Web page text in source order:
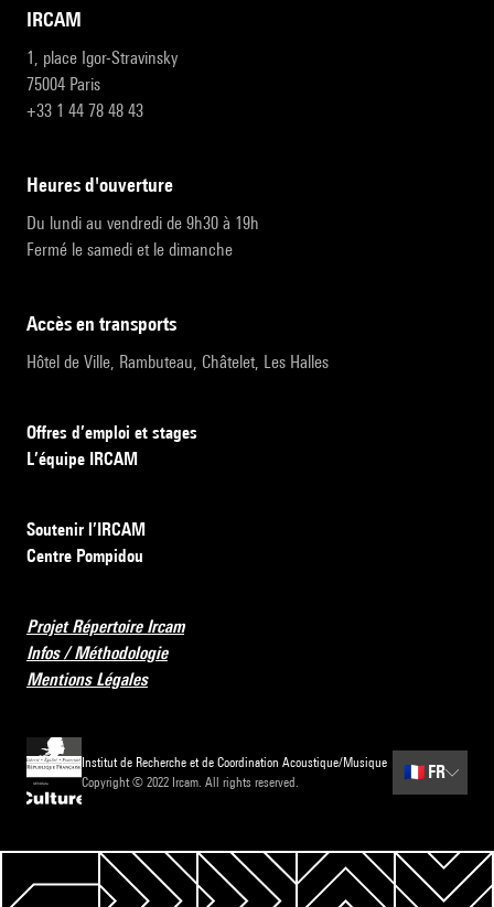
IRCAM
1, place Igor-Stravinsky
75004 Paris
+33 1 44 78 48 43
heures d'ouverture
Du lundi au vendredi de 9h30 à 19h
Fermé le samedi et le dimanche
accès en transports
Hôtel de Ville, Rambuteau, Châtelet, Les Halles
Offres d’emploi et stages
L’équipe IRCAM
Soutenir l’IRCAM
Centre Pompidou
Projet Répertoire Ircam
Infos / Méthodologie
Mentions Légales
Institut de Recherche et de Coordination Acoustique/Musique
Copyright © 2022 Ircam. All rights reserved.
🇫🇷 FR